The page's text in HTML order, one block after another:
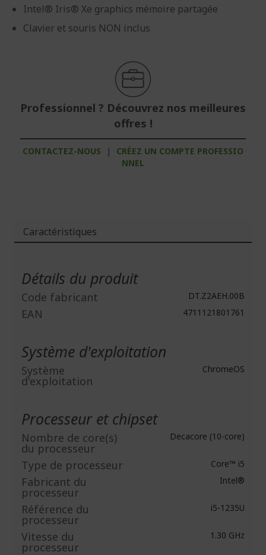
Intel® Iris® Xe graphics mémoire partagée
Clavier et souris NON inclus
Professionnel ? Découvrez nos meilleures
offres !
CONTACTEZ-NOUS |
CRÉEZ UN COMPTE PROFESSIO
NNEL
Caractéristiques
Détails du produit
Code fabricant DT.Z2AEH.00B
EAN 4711121801761
Système d'exploitation
Système
d'exploitation
ChromeOS
Processeur et chipset
Nombre de core(s)
du processeur
Decacore (10-core)
Type de processeur Core™ i5
Fabricant du
processeur
Intel®
Référence du
processeur
i5-1235U
Vitesse du
processeur
1.30 GHz